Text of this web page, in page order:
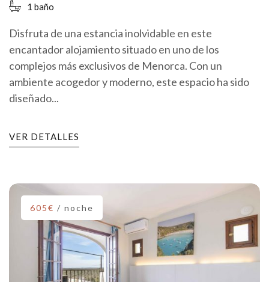
1 baño
Disfruta de una estancia inolvidable en este
encantador alojamiento situado en uno de los
complejos más exclusivos de Menorca. Con un
ambiente acogedor y moderno, este espacio ha sido
diseñado...
VER DETALLES
605€ / noche